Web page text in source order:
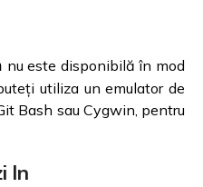
nu este disponibilă în mod
utiliza un emulator de
Bash sau Cygwin, pentru
ln